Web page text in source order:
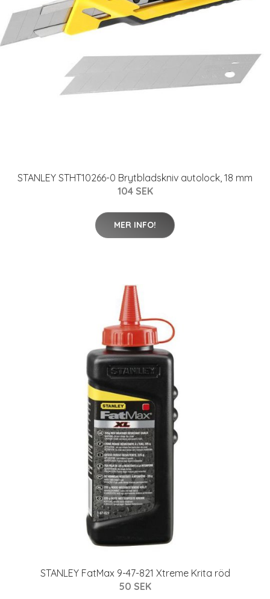
STANLEY STHT10266-0 Brytbladskniv autolock, 18 mm
104 SEK
MER INFO!
STANLEY FatMax 9-47-821 Xtreme Krita röd
50 SEK